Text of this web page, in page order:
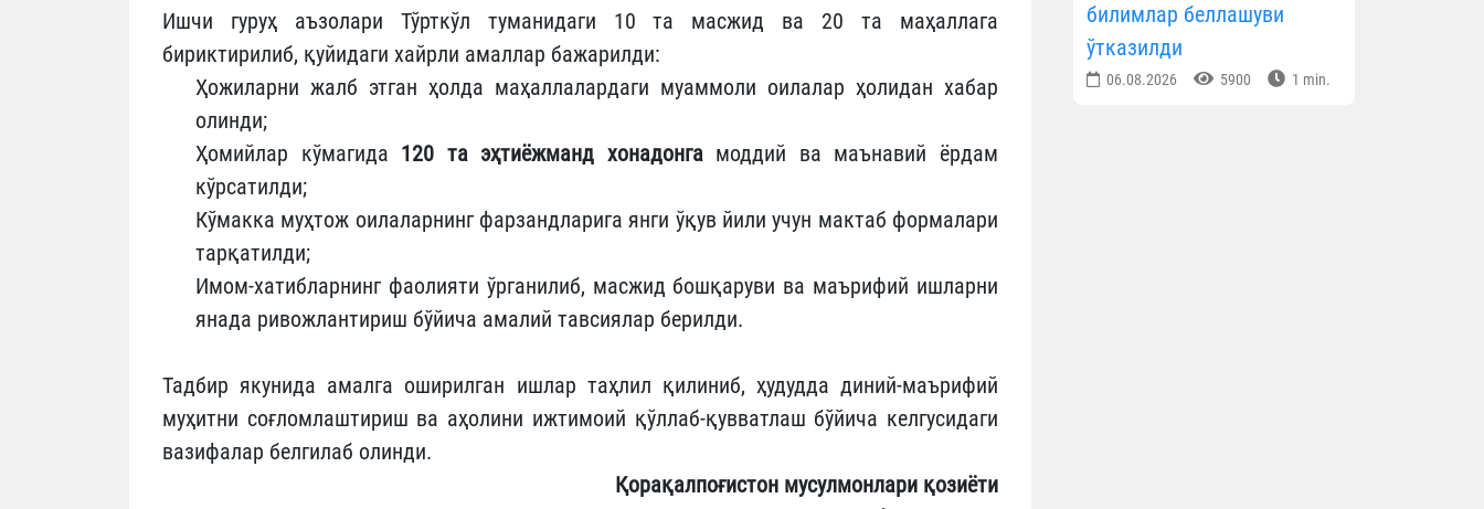
Ишчи гуруҳ аъзолари Тўрткўл туманидаги 10 та масжид ва 20 та маҳаллага
бириктирилиб, қуйидаги хайрли амаллар бажарилди:
Ҳожиларни жалб этган ҳолда маҳаллалардаги муаммоли оилалар ҳолидан хабар
олинди;
Ҳомийлар кўмагида 120 та эҳтиёжманд хонадонгамоддий ва маънавий ёрдам
кўрсатилди;
Кўмакка муҳтож оилаларнинг фарзандларига янги ўқув йили учун мактаб формалари
тарқатилди;
Имом-хатибларнинг фаолияти ўрганилиб, масжид бошқаруви ва маърифий ишларни
янада ривожлантириш бўйича амалий тавсиялар берилди.
Тадбир якунида амалга оширилган ишлар таҳлил қилиниб, ҳудудда диний-маърифий
муҳитни соғломлаштириш ва аҳолини ижтимоий қўллаб-қувватлаш бўйича келгусидаги
вазифалар белгилаб олинди.
Қорақалпоғистон мусулмонлари қозиёти
билимлар беллашуви
ўтказилди
06.08.2026 5900 1 min.